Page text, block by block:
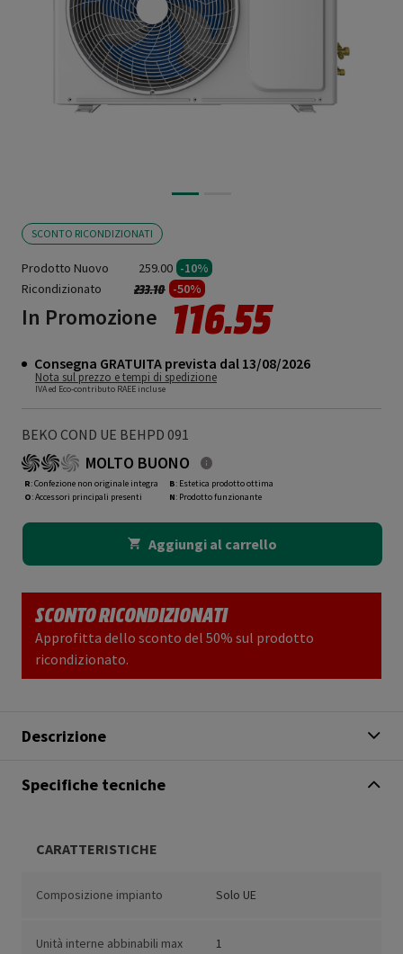
SCONTO RICONDIZIONATI
Prodotto Nuovo 259.00 -10%
Ricondizionato
Prezzo ridotto da
233.10a -50%
In Promozione 116.55
Consegna GRATUITA prevista dal 13/08/2026
Nota sul prezzo e tempi di spedizione
IVA ed Eco-contributo RAEE incluse
BEKO COND UE BEHPD 091
MOLTO BUONO
R: Confezione non originale integra
O: Accessori principali presenti
B: Estetica prodotto ottima
N: Prodotto funzionante
Aggiungi al carrello
SCONTO RICONDIZIONATI
Approfitta dello sconto del 50% sul prodotto
ricondizionato.
Descrizione
Specifiche tecniche
CARATTERISTICHE
Composizione impianto Solo UE
Unità interne abbinabili max 1